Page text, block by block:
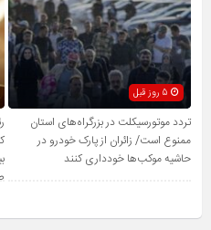
تردد موتورسیکلت در بزرگراه‌های استان
ممنوع است/ زائران از پارک خودرو در
حاشیه موکب‌ها خودداری کنند